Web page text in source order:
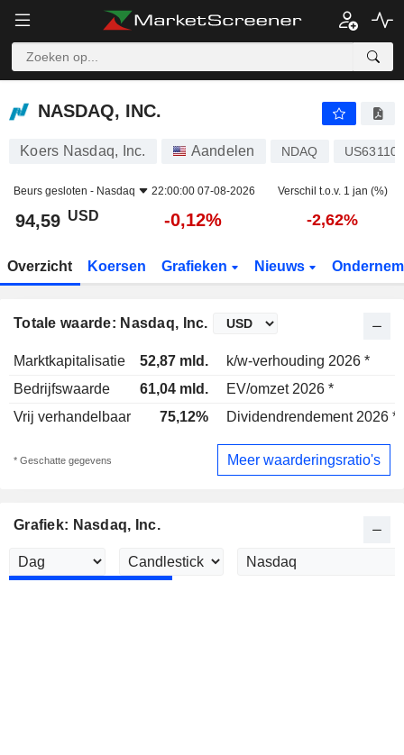
NASDAQ, INC.
NASDAQ, INC.
Koers Nasdaq, Inc. Aandelen NDAQ
Beurs gesloten - Nasdaq 22:00:00 07-08-2026 Verschil t.o.v. 1 jan (%)
94,59 USD -0,12% -2,62%
Overzicht Koersen Grafieken Nieuws
Totale waarde: Nasdaq, Inc.
Marktkapitalisatie 52,87 mld.
k/w-verhouding 2026 *
Bedrijfswaarde
61,04 mld.
EV/omzet 2026 *
Vrij verhandelbaar
75,12% Dividendrendement 2026 *
* Geschatte gegevens Meer waarderingsratio's
Grafiek: Nasdaq, Inc.